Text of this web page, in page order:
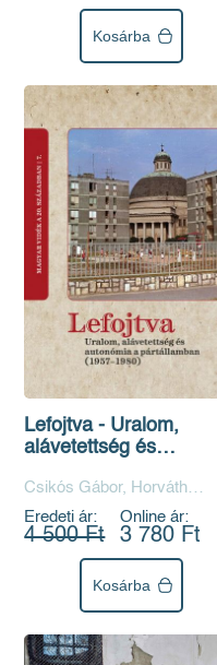
Kosárba
Lefojtva - Uralom,
alávetettség és
pártállamban (1957-
1980)
Csikós Gábor, Horváth
Gergely Krisztián
Eredeti ár:
4 500 Ft
Online ár:
3 780 Ft
Kosárba